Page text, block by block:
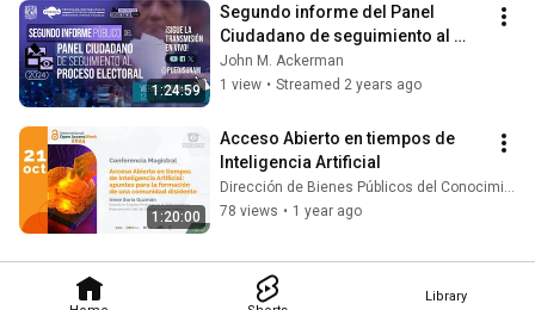
Library
1:24:59
Segundo informe del Panel
Ciudadano de seguimiento al
proceso electoral 2024.
John M. Ackerman
1 view • Streamed 2 years ago
1:20:00
Acceso Abierto en tiempos de
Inteligencia Artificial
Dirección de Bienes Públicos del Conocimiento
78 views • 1 year ago